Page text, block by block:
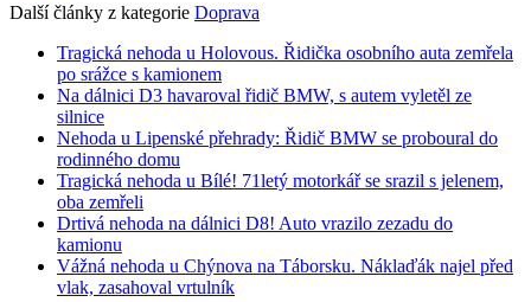
Další články z kategorie Doprava
Tragická nehoda u Holovous. Řidička osobního auta zemřela
po srážce s kamionem
Na dálnici D3 havaroval řidič BMW, s autem vyletěl ze
silnice
Nehoda u Lipenské přehrady: Řidič BMW se proboural do
rodinného domu
Tragická nehoda u Bílé! 71letý motorkář se srazil s jelenem,
oba zemřeli
Drtivá nehoda na dálnici D8! Auto vrazilo zezadu do
kamionu
Vážná nehoda u Chýnova na Táborsku. Náklaďák najel před
vlak, zasahoval vrtulník